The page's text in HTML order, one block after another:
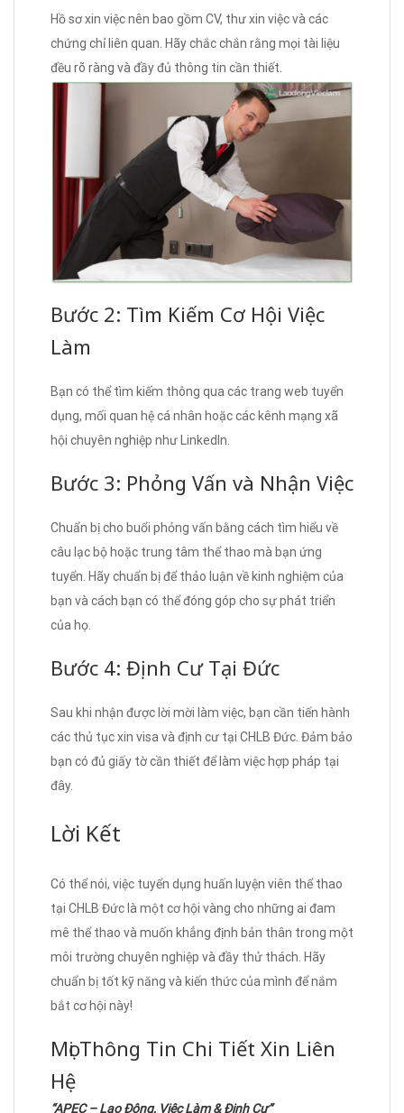
Hồ sơ xin việc nên bao gồm CV, thư xin việc và các
chứng chỉ liên quan. Hãy chắc chắn rằng mọi tài liệu
đều rõ ràng và đầy đủ thông tin cần thiết.
Bước 2: Tìm Kiếm Cơ Hội Việc
Làm
Bạn có thể tìm kiếm thông qua các trang web tuyển
dụng, mối quan hệ cá nhân hoặc các kênh mạng xã
hội chuyên nghiệp như LinkedIn.
Bước 3: Phỏng Vấn và Nhận Việc
Chuẩn bị cho buổi phỏng vấn bằng cách tìm hiểu về
câu lạc bộ hoặc trung tâm thể thao mà bạn ứng
tuyển. Hãy chuẩn bị để thảo luận về kinh nghiệm của
bạn và cách bạn có thể đóng góp cho sự phát triển
của họ.
Bước 4: Định Cư Tại Đức
Sau khi nhận được lời mời làm việc, bạn cần tiến hành
các thủ tục xin visa và định cư tại CHLB Đức. Đảm bảo
bạn có đủ giấy tờ cần thiết để làm việc hợp pháp tại
đây.
Lời Kết
Có thể nói, việc tuyển dụng huấn luyện viên thể thao
tại CHLB Đức là một cơ hội vàng cho những ai đam
mê thể thao và muốn khẳng định bản thân trong một
môi trường chuyên nghiệp và đầy thử thách. Hãy
chuẩn bị tốt kỹ năng và kiến thức của mình để nắm
bắt cơ hội này!
Mọi Thông Tin Chi Tiết Xin Liên
Hệ
“APEC – Lao Động, Việc Làm & Định Cư”